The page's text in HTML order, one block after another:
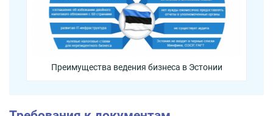
Преимущества ведения бизнеса в Эстонии